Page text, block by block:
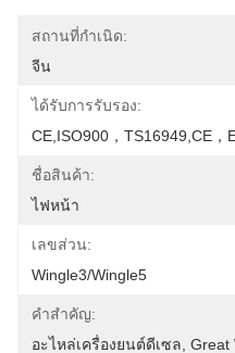
สถานที่กำเนิด:
จีน
ได้รับการรับรอง:
CE,ISO900，TS16949,CE，
ชื่อสินค้า:
ไฟหน้า
เลขส่วน:
Wingle3/wingle5
คำสำคัญ:
อะไหล่เครื่องยนต์ดีเซล, Great